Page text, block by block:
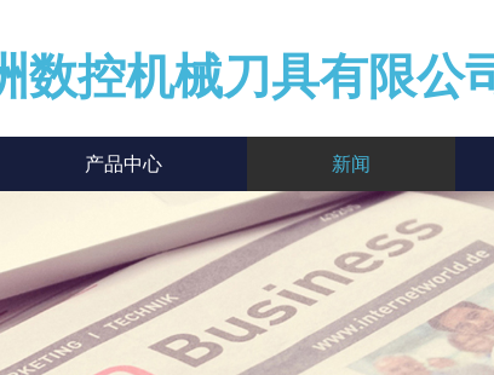
数控机械刀具有限公
产品中心 新闻